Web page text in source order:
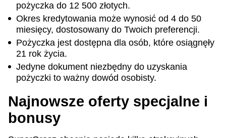
pożyczka do 12 500 złotych.
Okres kredytowania może wynosić od 4 do 50
miesięcy, dostosowany do Twoich preferencji.
Pożyczka jest dostępna dla osób, które osiągnęły
21 rok życia.
Jedyne dokument niezbędny do uzyskania
pożyczki to ważny dowód osobisty.
Najnowsze oferty specjalne i
bonusy